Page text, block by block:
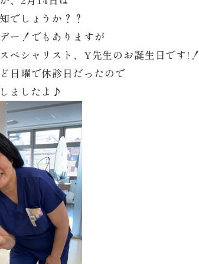
でしょうか？？
ー！でもありますが
ペシャリスト、Y先生のお誕生日です!！
日曜で休診日だったので
ましたよ♪